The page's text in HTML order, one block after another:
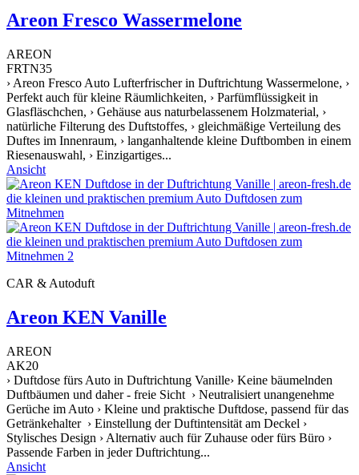
Areon Fresco Wassermelone
AREON
FRTN35
› Areon Fresco Auto Lufterfrischer in Duftrichtung Wassermelone, ›
Perfekt auch für kleine Räumlichkeiten, › Parfümflüssigkeit in
Glasfläschchen, › Gehäuse aus naturbelassenem Holzmaterial, ›
natürliche Filterung des Duftstoffes, › gleichmäßige Verteilung des
Duftes im Innenraum, › langanhaltende kleine Duftbomben in einem
Riesenauswahl, › Einzigartiges...
Ansicht
CAR & Autoduft
Areon KEN Vanille
AREON
AK20
› Duftdose fürs Auto in Duftrichtung Vanille› Keine bäumelnden
Duftbäumen und daher - freie Sicht › Neutralisiert unangenehme
Gerüche im Auto › Kleine und praktische Duftdose, passend für das
Getränkehalter › Einstellung der Duftintensität am Deckel ›
Stylisches Design › Alternativ auch für Zuhause oder fürs Büro ›
Passende Farben in jeder Duftrichtung...
Ansicht